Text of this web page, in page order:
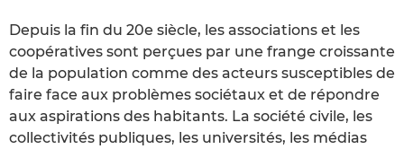
Depuis la fin du 20e siècle, les associations et les
coopératives sont perçues par une frange croissante
de la population comme des acteurs susceptibles de
faire face aux problèmes sociétaux et de répondre
aux aspirations des habitants. La société civile, les
collectivités publiques, les universités, les médias